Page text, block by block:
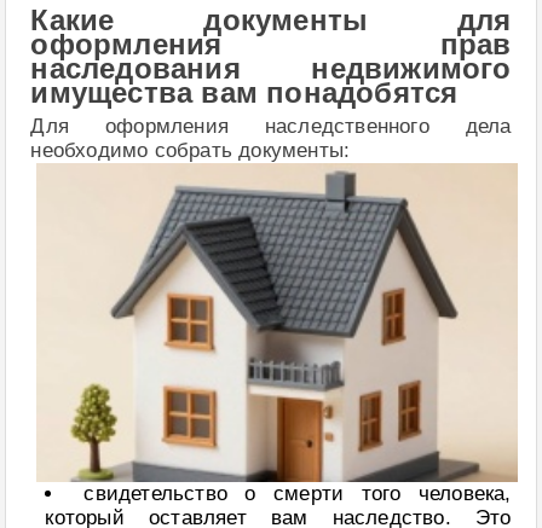
Какие документы для
оформления прав
наследования недвижимого
имущества вам понадобятся
Для оформления наследственного дела
необходимо собрать документы:
свидетельство о смерти того человека,
который оставляет вам наследство. Это